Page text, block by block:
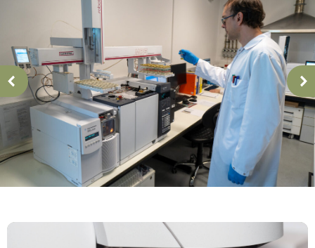
Nazaj
Naprej
Storitve